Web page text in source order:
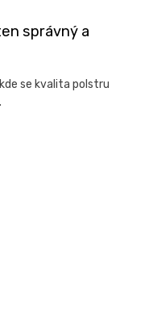
správný a
se kvalita polstru